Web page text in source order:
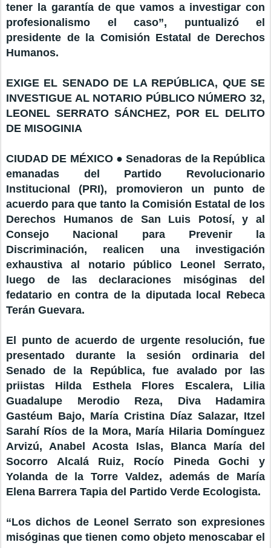
tener la garantía de que vamos a investigar con
profesionalismo el caso”, puntualizó el
presidente de la Comisión Estatal de Derechos
Humanos.
EXIGE EL SENADO DE LA REPÚBLICA, QUE SE
INVESTIGUE AL NOTARIO PÚBLICO NÚMERO 32,
LEONEL SERRATO SÁNCHEZ, POR EL DELITO
DE MISOGINIA
CIUDAD DE MÉXICO ● Senadoras de la República
emanadas del Partido Revolucionario
Institucional (PRI), promovieron un punto de
acuerdo para que tanto la Comisión Estatal de los
Derechos Humanos de San Luis Potosí, y al
Consejo Nacional para Prevenir la
Discriminación, realicen una investigación
exhaustiva al notario público Leonel Serrato,
luego de las declaraciones misóginas del
fedatario en contra de la diputada local Rebeca
Terán Guevara.
El punto de acuerdo de urgente resolución, fue
presentado durante la sesión ordinaria del
Senado de la República, fue avalado por las
priistas Hilda Esthela Flores Escalera, Lilia
Guadalupe Merodio Reza, Diva Hadamira
Gastéum Bajo, María Cristina Díaz Salazar, Itzel
Sarahí Ríos de la Mora, María Hilaria Domínguez
Arvizú, Anabel Acosta Islas, Blanca María del
Socorro Alcalá Ruiz, Rocío Pineda Gochi y
Yolanda de la Torre Valdez, además de María
Elena Barrera Tapia del Partido Verde Ecologista.
“Los dichos de Leonel Serrato son expresiones
misóginas que tienen como objeto menoscabar el